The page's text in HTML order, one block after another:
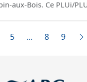
aux-Bois. Ce PLUi/
de présentation, le
les annexes, les
5 ... 8 9